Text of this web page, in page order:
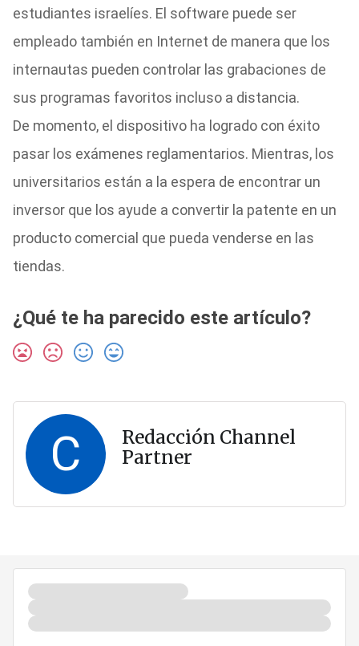
estudiantes israelíes. El software puede ser
empleado también en Internet de manera que los
internautas pueden controlar las grabaciones de
sus programas favoritos incluso a distancia.
De momento, el dispositivo ha logrado con éxito
pasar los exámenes reglamentarios. Mientras, los
universitarios están a la espera de encontrar un
inversor que los ayude a convertir la patente en un
producto comercial que pueda venderse en las
tiendas.
¿Qué te ha parecido este artículo?
C
Redacción Channel
Partner